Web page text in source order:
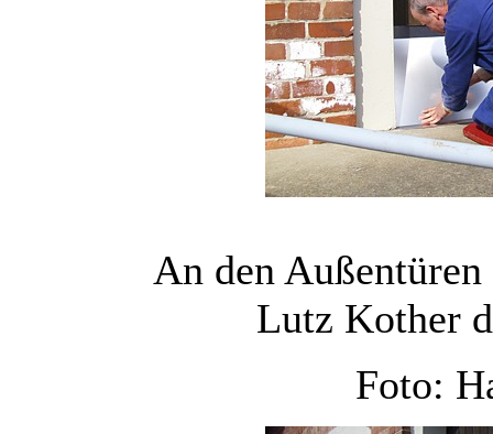
An den Außentüren
Lutz Kother
Foto: